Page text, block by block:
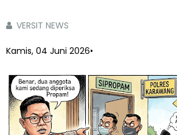
VERSIT NEWS
Kamis, 04 Juni 2026•